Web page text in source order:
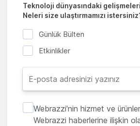
Teknoloji dünyasındaki
Neleri size ulaştırmamızı
Günlük Bülten
Etkinlikler
Webrazzi'nin hizmet ve
Webrazzi haberlerine ilişkin